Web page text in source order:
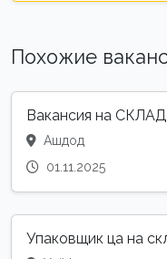
Похожие
Вакансия на
Ашдод
01.11.2025
Упаковщик ца на